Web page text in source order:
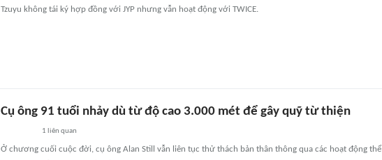
Tzuyu không tái ký hợp đồng với JYP nhưng vẫn hoạt động với TWICE.
Cụ ông 91 tuổi nhảy dù từ độ cao 3.000 mét để gây quỹ từ thiện
1 liên quan
Ở chương cuối cuộc đời, cụ ông Alan Still vẫn liên tục thử thách bản thân thông qua các hoạt động thể